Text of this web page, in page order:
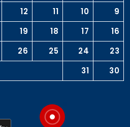
9
10
11
12
16
17
18
19
23
24
25
26
30
31